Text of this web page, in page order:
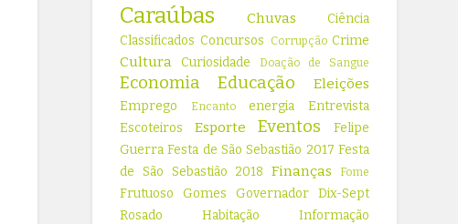
Caraúbas Chuvas
Ciência
Classificados Concursos Corrupção Crime
Cultura Curiosidade Doação de Sangue
Economia Educação Eleições
Emprego Encanto energia
Entrevista
Escoteiros
Esporte Eventos
Felipe
Guerra Festa de São Sebastião 2017 Festa
de São Sebastião 2018 Finanças Fome
Frutuoso Gomes
Governador Dix-Sept
Rosado
Habitação
Informação